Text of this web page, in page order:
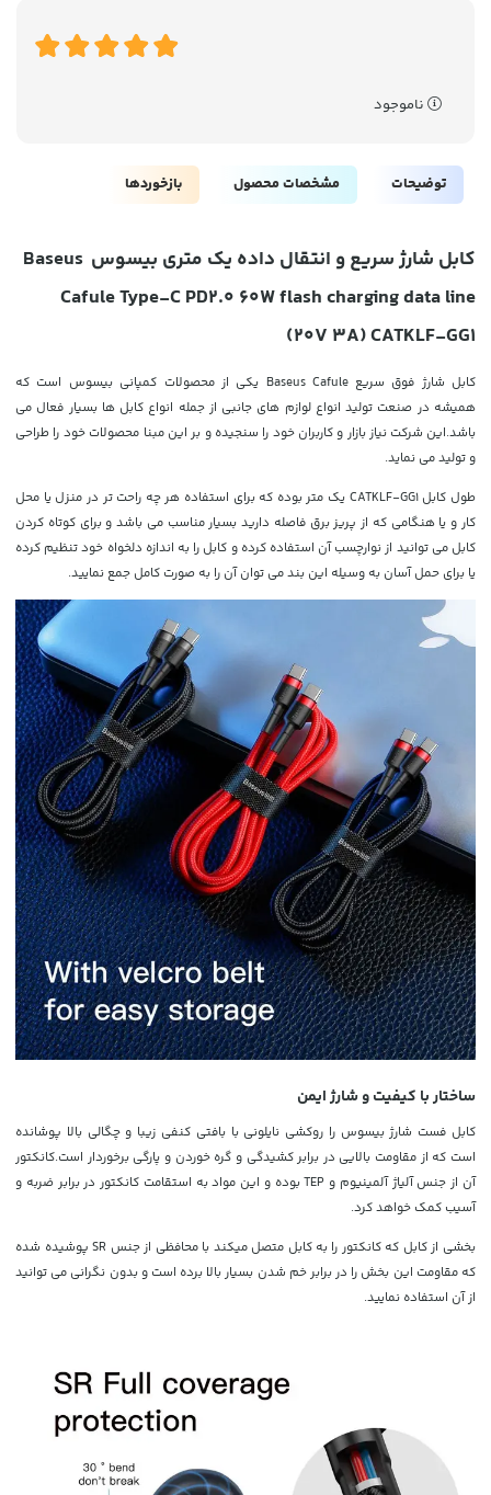
ناموجود
توضیحات مشخصات محصول بازخوردها
کابل شارژ سریع و انتقال داده یک متری بیسوس Baseus
Cafule Type-C PD2.0 60W flash charging data line
(20V 3A) CATKLF-GG1
کابل شارژ فوق سریع Baseus Cafule یکی از محصولات کمپانی بیسوس است که
همیشه در صنعت تولید انواع لوازم های جانبی از جمله انواع کابل ها بسیار فعال می
باشد.این شرکت نیاز بازار و کاربران خود را سنجیده و بر این مبنا محصولات خود را طراحی
و تولید می نماید.
طول کابل CATKLF-GG1 یک متر بوده که برای استفاده هر چه راحت تر در منزل یا محل
کار و یا هنگامی که از پریز برق فاصله دارید بسیار مناسب می باشد و برای کوتاه کردن
کابل می توانید از نوارچسب آن استفاده کرده و کابل را به اندازه دلخواه خود تنظیم کرده
یا برای حمل آسان به وسیله این بند می توان آن را به صورت کامل جمع نمایید.
ساختار با کیفیت و شارژ ایمن
کابل فست شارژ بیسوس را روکشی نایلونی با بافتی کنفی زیبا و چگالی بالا پوشانده
است که از مقاومت بالایی در برابر کشیدگی و گره خوردن و پارگی برخوردار است.کانکتور
آن از جنس آلیاژ آلمینیوم و TEP بوده و این مواد به استقامت کانکتور در برابر ضربه و
آسیب کمک خواهد کرد.
بخشی از کابل که کانکتور را به کابل متصل میکند با محافظی از جنس SR پوشیده شده
که مقاومت این بخش را در برابر خم شدن بسیار بالا برده است و بدون نگرانی می توانید
از آن استفاده نمایید.